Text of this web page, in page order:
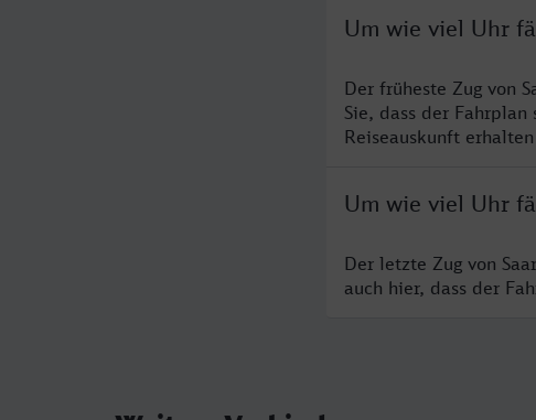
Um wie viel Uhr
Der früheste Zug von
Sie, dass der
Reiseauskunft
Um wie viel Uhr
Der letzte Zug von
auch hier, dass der